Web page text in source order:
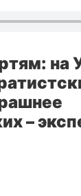
на
–